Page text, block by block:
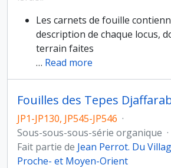
Les carnets de fouille
description de chaque locus,
terrain faites
… Read more
JP1-JP130, JP545-JP546 ·
Sous-sous-sous-série organique ·
Fait partie de Jean Perrot. Du
Proche- et Moyen-Orient